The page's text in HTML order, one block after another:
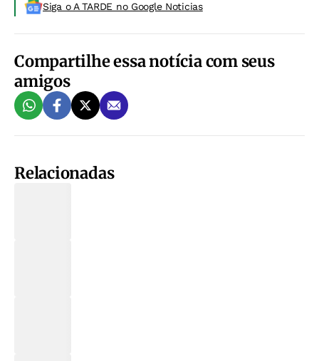
Siga o A TARDE no Google Noticias
Compartilhe essa notícia com seus
amigos
Relacionadas